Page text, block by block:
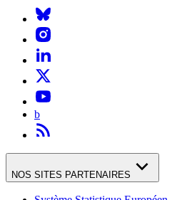
b
NOS SITES PARTENAIRES